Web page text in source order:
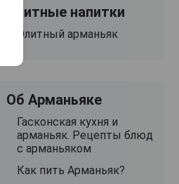
20 148 руб.
Элитные напитки
Элитный арманьяк
Об Арманьяке
Гасконская кухня и
арманьяк. Рецепты блюд
с арманьяком
Как пить Арманьяк?